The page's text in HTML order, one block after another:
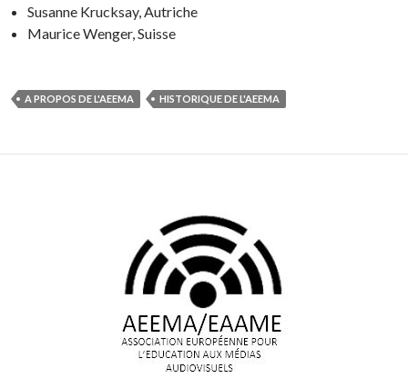
Susanne Krucksay, Autriche
Maurice Wenger, Suisse
A PROPOS DE L'AEEMA HISTORIQUE DE L'AEEMA